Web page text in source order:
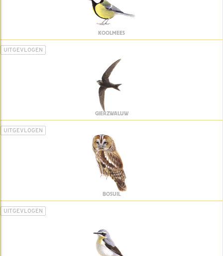
KOOLMEES
UITGEVLOGEN
GIERZWALUW
UITGEVLOGEN
BOSUIL
UITGEVLOGEN